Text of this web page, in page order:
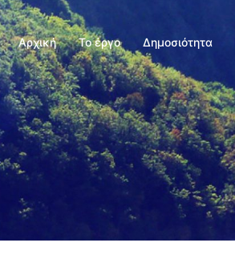
Αρχική Το έργο Δημοσιότητα